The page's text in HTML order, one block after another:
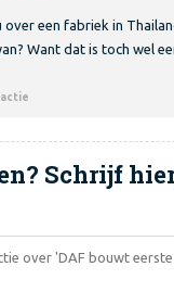
over een fabriek in
Want dat is toch wel
Schrijf